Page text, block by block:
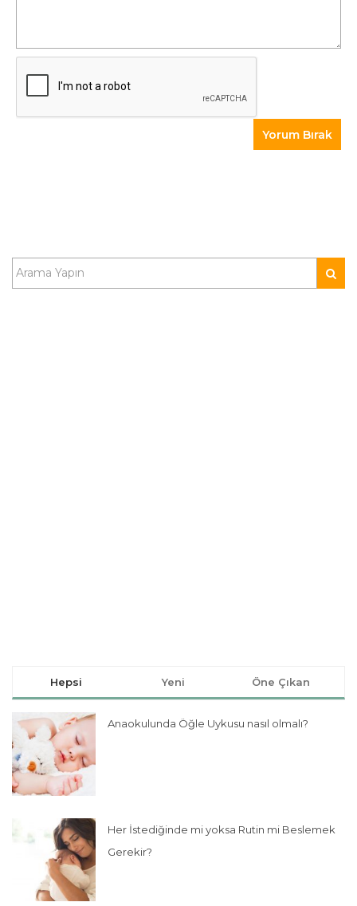
Hepsi Yeni Öne Çıkan
Anaokulunda Öğle Uykusu nasıl olmalı?
Her İstediğinde mi yoksa Rutin mi Beslemek
Gerekir?